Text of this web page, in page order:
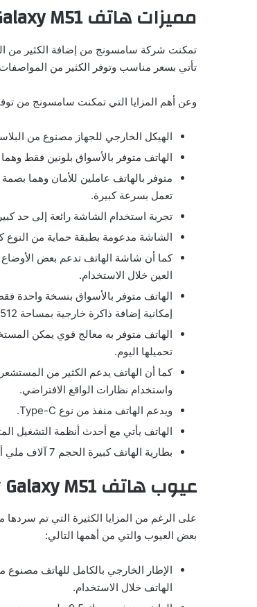
مميزات هاتفM51
تأتي بسعر مناسب وتوفر الكثير من المواصفات
وعن أهم المزايا التي تمكنت سامسونج من
الهيكل الخارجي للجهاز مصنوع من
الهاتف متوفر بالأسواق بلونين فقط
متوفر بالهاتف عاملين للأمان وهما
تعمل بسرعة كبيرة.
تجربة استخدام الشاشة رائعة إلى حد
الشاشة مدعومة بطبقة حماية من النوع
كما أن شاشة الهاتف تدعم بعض الأوضاع
العين خلال الاستخدام.
إمكانية إضافة ذاكرة خارجية بمساحة 512 جيجا بايت.
الهاتف متوفر به معالج قوي يمكن
تحميلها اليوم.
كما أن الهاتف يدعم الكثير من
واستخدام نظارات الواقع الافتراضي.
ويدعم الهاتف منفذ من نوع Type-C.
الهاتف يأتي مع أحدث أنظمة التشغيل
بطارية الهاتف كبيرة الحجم 7 آلاف ملي أمبير للقدرة على التشغيل أطول فترة.
عيوب هاتفM51
على الرغم من المزايا الكثيرة التي تم سردها
بعض العيوب والتي من أهمها التالي:
الإطار الخارجي بالكامل للهاتف
الهاتف خلال الاستخدام.